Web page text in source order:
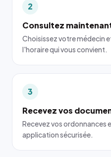
2
Consultez
Choisissez votre médecin
l'horaire qui vous convient.
3
Recevez vos
Recevez vos ordonnances
application sécurisée.